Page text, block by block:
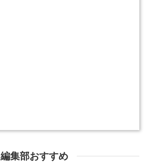
編集部おすすめ